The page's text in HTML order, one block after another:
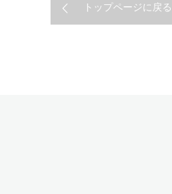
トップページに戻る